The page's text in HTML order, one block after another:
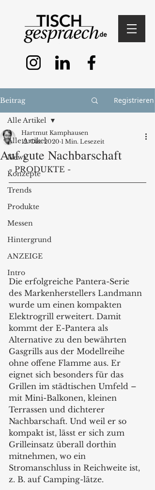
Beitrag Registrieren
Alle Artikel
News
Konzepte
Trends
Produkte
Messen
Hintergrund
ANZEIGE
Intro
Alle Artikel
Auf gute Nachbarschaft
Hartmut Kamphausen
12. Okt. 2020 1 Min. Lesezeit
- PRODUKTE -
Die erfolgreiche Pantera-Serie
des Markenherstellers Landmann
wurde um einen kompakten
Elektrogrill erweitert. Damit
kommt der E-Pantera als
Alternative zu den bewährten
Gasgrills aus der Modellreihe
ohne offene Flamme aus. Er
eignet sich besonders für das
Grillen im städtischen Umfeld –
mit Mini-Balkonen, kleinen
Terrassen und dichterer
Nachbarschaft. Und weil er so
kompakt ist, lässt er sich zum
Grilleinsatz überall dorthin
mitnehmen, wo ein
Stromanschluss in Reichweite ist,
z. B. auf Camping-lätze.